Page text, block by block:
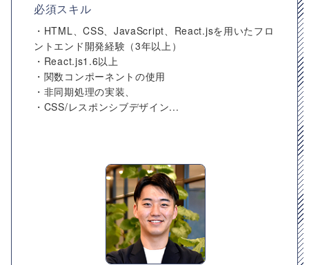
必須スキル
・HTML、CSS、JavaScript、React.jsを用いたフロ
ントエンド開発経験（3年以上）
・React.js1.6以上
・関数コンポーネントの使用
・非同期処理の実装、
・CSS/レスポンシブデザイン...